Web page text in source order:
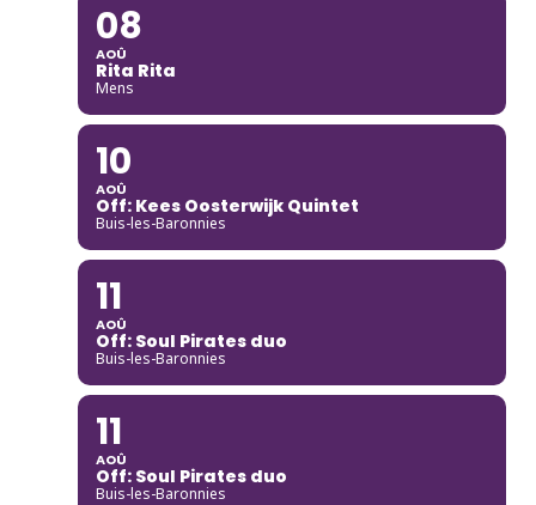
08
AOÛ
Rita Rita
Mens
10
AOÛ
Off: Kees Oosterwijk Quintet
Buis-les-Baronnies
11
AOÛ
Off: Soul Pirates duo
Buis-les-Baronnies
11
AOÛ
Off: Soul Pirates duo
Buis-les-Baronnies